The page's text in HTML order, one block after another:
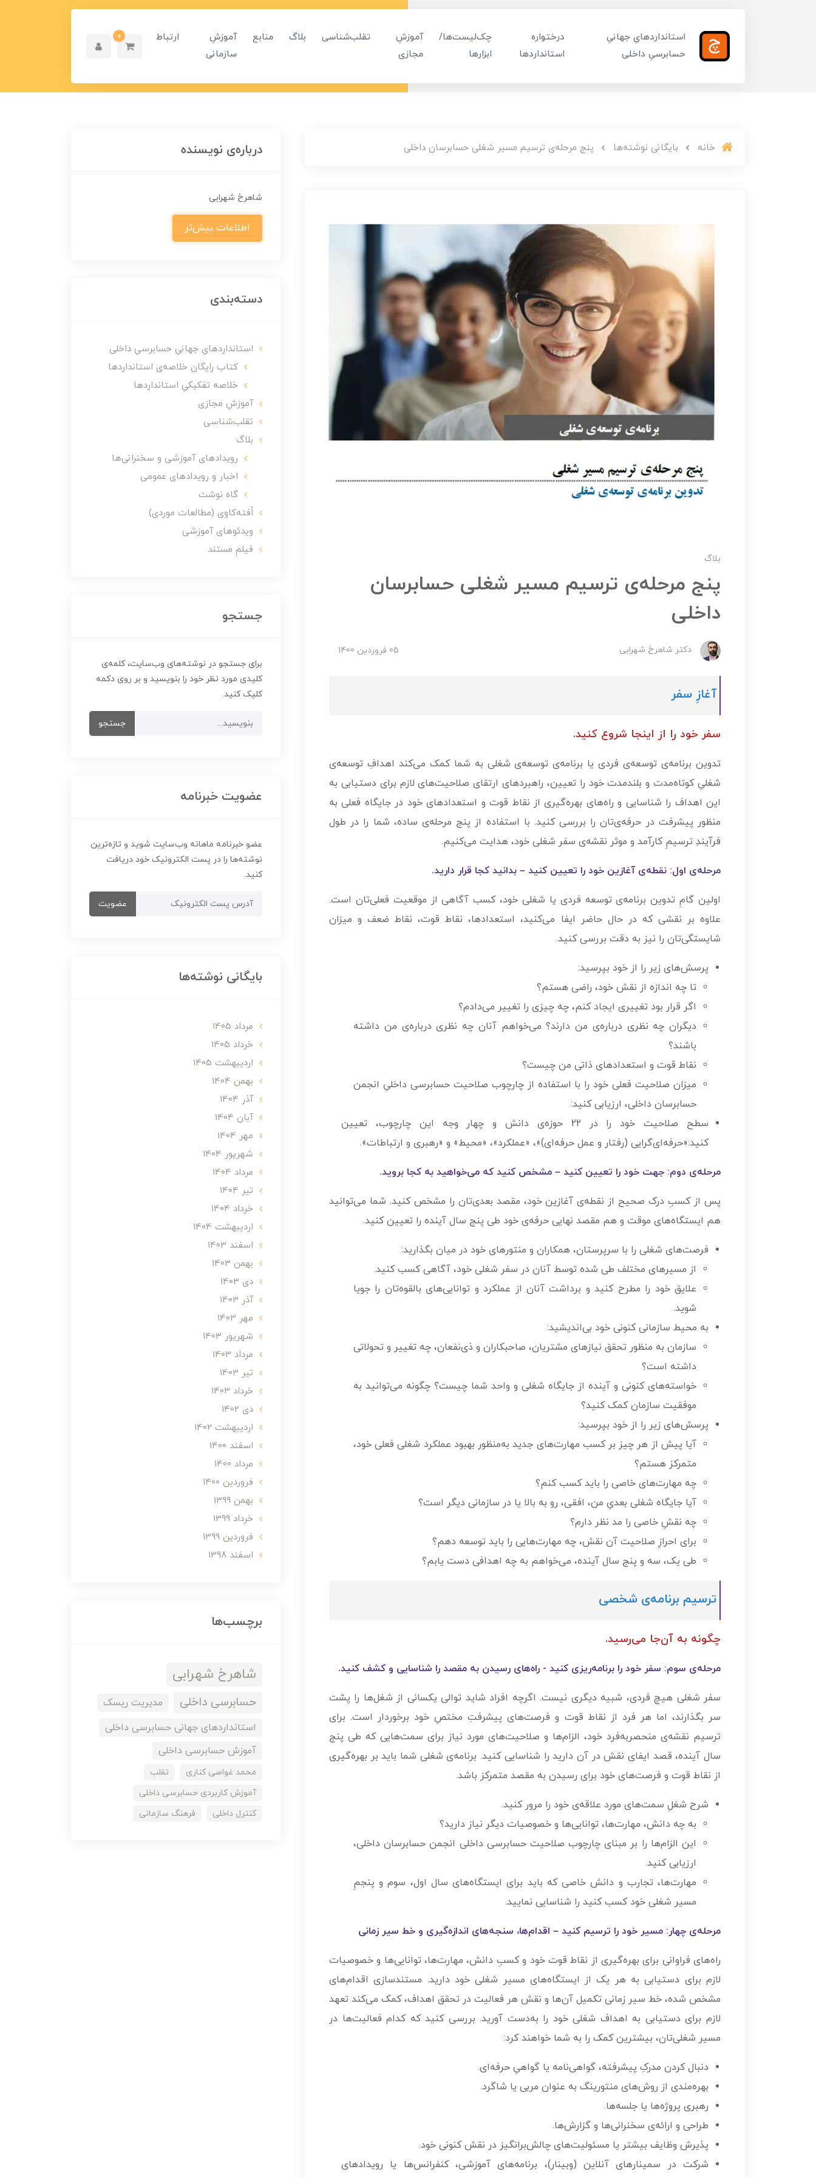
استانداردهایِ جهانیِ
حسابرسیِ داخلی
درختواره
استانداردها
چک‌لیست‌ها/
ابزارها
آموزشِ
مجازی
تقلب‌شناسی بلاگ منابع
آموزشِ
سازمانی
ارتباط 0
خانه بایگانی نوشته‌ها پنج مرحله‌ی ترسیم مسیر شغلی حسابرسان داخلی
بلاگ
پنج مرحله‌ی ترسیم مسیر شغلی حسابرسان
داخلی
دکتر شاهرخ شهرابی 05 فروردین 1400
آغازِ سفر
سفر خود را از اینجا شروع کنید.
تدوین برنامه­‌ی توسعه‌­ی فردی یا برنامه‌­ی توسعه­‌ی شغلی به شما کمک می‌کند اهدافِ توسعه‌­ی
شغلیِ کوتاه‌مدت و بلندمدت خود را تعیین، راهبردهای ارتقای صلاحیت‌های لازم برای دست­یابی به
این اهداف را شناسایی و راه‌های بهره‌گیری از نقاط قوت و استعدادهای خود در جایگاه فعلی به­‌
منظور پیشرفت در حرفه­‌ی‌­تان را بررسی کنید. با استفاده از پنج مرحله‌ی ساده، شما را در طول
فرآیندِ ترسیمِ کارآمد و موثر نقشه­‌ی سفر شغلی خود، هدایت می‌کنیم.
مرحله‌­ی اول: نقطه­‌ی آغازین خود را تعیین کنید – بدانید کجا قرار دارید.
اولین گامِ تدوین برنامه‌­ی توسعه فردی یا شغلی خود، کسب آگاهی از موقعیت فعلی‌تان است.
علاوه بر نقشی که در حال حاضر ایفا می‌کنید، استعدادها، نقاط قوت، نقاط ضعف و میزان
شایستگی‌تان را نیز به دقت بررسی کنید.
پرسش‌­های زیر را از خود بپرسید:
تا چه اندازه از نقش خود، راضی هستم؟
اگر قرار بود تغییری ایجاد کنم، چه چیزی را تغییر می‌دادم؟
دیگران چه نظری درباره­‌ی من دارند؟ می‌خواهم آنان چه نظری درباره­‌ی من داشته
باشند؟
نقاط قوت و استعدادهای ذاتی من چیست؟
میزان صلاحیت فعلی خود را با استفاده از چارچوب صلاحیت حسابرسی داخلیِ انجمن
حسابرسان داخلی، ارزیابی کنید:
سطح صلاحیت خود را در 22 حوزه‌­ی دانش و چهار وجه این چارچوب، تعیین
کنید:«حرفه‌ای‌گرایی (رفتار و عمل حرفه­‌ای)»، «عملکرد»، «محیط» و «رهبری و ارتباطات».
مرحله­‌ی دوم: جهت خود را تعیین کنید – مشخص کنید که می‌خواهید به کجا بروید.
پس از کسبِ درک صحیح از نقطه‌­ی آغازین خود، مقصد بعدی‌تان را مشخص کنید. شما می‌توانید
هم ایستگاه‌های موقت و هم مقصد نهایی حرفه‌­ی خود طی پنج سال آینده را تعیین کنید.
فرصت‌های شغلی را با سرپرستان، همکاران و منتورهای خود در میان بگذارید:
از مسیرهای مختلف طی شده توسط آنان در سفر شغلی خود، آگاهی کسب کنید.
علایق خود را مطرح کنید و برداشت آنان از عملکرد و توانایی‌های بالقوه‌تان را جویا
شوید.
به محیط سازمانی کنونی خود بی‌اندیشید:
سازمان به منظور تحقق نیازهای مشتریان، صاحبکاران و ذی‌نفعان، چه تغییر و تحولاتی
داشته است؟
خواسته­‌های کنونی و آینده از جایگاه شغلی و واحد شما چیست؟ چگونه می­‌توانید به
موفقیت سازمان کمک کنید؟
پرسش­‌های زیر را از خود بپرسید:
آیا پیش از هر چیز بر کسب مهارت‌های جدید به‌منظور بهبود عملکرد شغلی فعلی خود،
متمرکز هستم؟
چه مهارت‌های خاصی را باید کسب کنم؟
آیا جایگاه شغلی بعدیِ من، افقی، رو به بالا یا در سازمانی دیگر است؟
چه نقشِ خاصی را مد نظر دارم؟
برای احرازِ صلاحیت آن نقش، چه مهارت‌هایی را باید توسعه دهم؟
طی یک، سه و پنج سال آینده، می­‌خواهم به چه اهدافی دست یابم؟
ترسیم برنامه­‌ی شخصی
چگونه به آن‌جا می­‌رسید.
مرحله­‌ی سوم: سفر خود را برنامه‌­ریزی کنید - راه‌های رسیدن به مقصد را شناسایی و کشف کنید.
سفر شغلی هیچ فردی، شبیه دیگری نیست. اگرچه افراد شاید توالی یکسانی از شغل‌ها را پشت
سر بگذارند، اما هر فرد از نقاط قوت و فرصت‌های پیشرفتِ مختصِ خود برخوردار است. برای
ترسیم نقشه‌­ی منحصربه‌­فرد خود، الزام­‌ها و صلاحیت‌های مورد نیاز برای سمت‌هایی که طی پنج
سال آینده، قصد ایفای نقش در آن دارید را شناسایی کنید. برنامه‌­ی شغلی شما باید بر بهره‌گیری
از نقاط قوت و فرصت‌های خود برای رسیدن به مقصد متمرکز باشد.
شرح شغلِ سمت‌های مورد علاقه­‌ی خود را مرور کنید.
به چه دانش، مهارت‌ها، توانایی‌ها و خصوصیات دیگر نیاز دارید؟
این الزام­‌ها را بر مبنای چارچوب صلاحیت حسابرسی داخلی انجمن حسابرسان داخلی،
ارزیابی کنید.
مهارت‌ها، تجارب و دانش خاصی که باید برای ایستگاه‌های سال اول، سوم و پنجمِ
مسیر شغلی خود کسب کنید را شناسایی نمایید.
مرحله‌­ی چهار: مسیر خود را ترسیم کنید – اقدام­‌ها، سنجه­‌های اندازه­‌گیری و خط ­سیر زمانی
راه‌های فراوانی برای بهره‌گیری از نقاط قوت خود و کسبِ دانش، مهارت‌ها، توانایی‌ها و خصوصیات
لازم برای دست­یابی به هر یک از ایستگاه‌های مسیر شغلی خود دارید. مستندسازی اقدام­‌های
مشخص شده، خط سیر زمانی تکمیل آن­‌ها و نقش هر فعالیت در تحقق اهداف، کمک می‌کند تعهد
لازم برای دست­یابی به اهداف شغلی خود را به­‌دست آورید. بررسی کنید که کدام فعالیت‌ها در
مسیر شغلی‌تان، بیشترین کمک را به شما خواهند کرد:
دنبال کردن مدرکِ پیشرفته، گواهی‌­نامه‌ یا گواهیِ حرفه‌ای.
بهره­‌مندی از روش‌­های منتورینگ به عنوان مربی یا شاگرد.
رهبری پروژه‌ها یا جلسه‌­ها.
طراحی و ارائه‌­ی سخنرانی‌ها و گزارش‌ها.
پذیرش وظایف بیشتر یا مسئولیت‌های چالش‌برانگیز در نقش کنونی خود.
شرکت در سمینارهای آنلاین (وبینار)، برنامه‌های آموزشی، کنفرانس‌ها یا رویدادهای
درباره‌ی نویسنده
شاهرخ شهرابی
اطلاعات بیش‌تر
دسته‌بندی
استانداردهایِ جهانیِ حسابرسیِ داخلی
کتاب رایگان خلاصه‌ی استانداردها
خلاصه تفکیکیِ استانداردها
آموزشِ مجازی
تقلب‌شناسی
بلاگ
رویدادهای آموزشی و سخنرانی‌ها
اخبار و رویدادهای عمومی
گاه نوشت
اُفته‌کاوی (مطالعات موردی)
ویدئوهای آموزشی
فیلمِ مستند
جستجو
برای جستجو در نوشته‌های وب‌سایت، کلمه‌ی
کلیدی مورد نظر خود را بنویسید و بر روی دکمه
کلیک کنید.
جستجو
عضویت خبرنامه
عضو خبرنامه ماهانه وب‌سایت شوید و تازه‌ترین
نوشته‌ها را در پست الکترونیک خود دریافت
کنید.
عضویت
بایگانی نوشته‌ها
مرداد 1405
خرداد 1405
ارديبهشت 1405
بهمن 1404
آذر 1404
آبان 1404
مهر 1404
شهریور 1404
مرداد 1404
تير 1404
خرداد 1404
ارديبهشت 1404
اسفند 1403
بهمن 1403
دی 1403
آذر 1403
مهر 1403
شهریور 1403
مرداد 1403
تير 1403
خرداد 1403
دی 1402
ارديبهشت 1402
اسفند 1400
مرداد 1400
فروردین 1400
بهمن 1399
خرداد 1399
فروردین 1399
اسفند 1398
برچسب‌ها
شاهرخ شهرابی
حسابرسی داخلی
مدیریت ریسک
استانداردهای جهانی حسابرسی داخلی
آموزش حسابرسی داخلی
محمد غواصی کناری
تقلب
آموزش کاربردی حسابرسی داخلی
کنترل داخلی
فرهنگ سازمانی